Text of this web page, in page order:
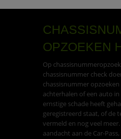
OPZOEKEN
Op
chassisnummer check
chassisnummer
achterhalen of een auto
ernstige schade heeft
geregistreerd staat, of de
vermeld en nog veel
aandacht aan de Car-